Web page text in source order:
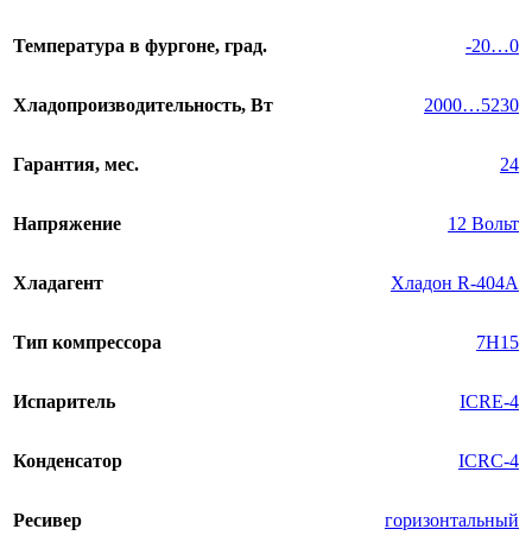
Температура в фургоне, град. -20…0
Хладопроизводительность, Вт 2000…5230
Гарантия, мес. 24
Напряжение 12 Вольт
Хладагент Хладон R-404A
Тип компрессора 7H15
Испаритель ICRE-4
Конденсатор ICRC-4
Ресивер горизонтальный